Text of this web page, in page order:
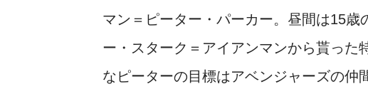
マン＝ピーター・パーカー。昼間は15
ー・スターク＝アイアンマンから貰った
なピーターの目標はアベンジャーズの仲